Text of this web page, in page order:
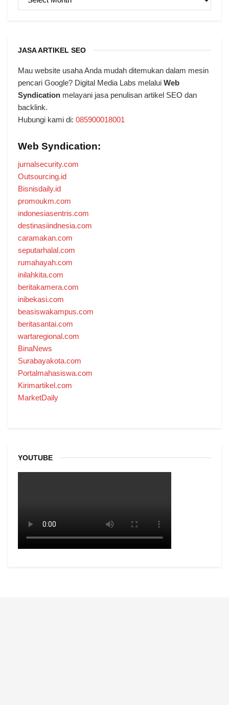
JASA ARTIKEL SEO
Mau website usaha Anda mudah ditemukan dalam mesin
pencari Google? Digital Media Labs melalui Web
Syndication melayani jasa penulisan artikel SEO dan
backlink.
Hubungi kami di: 085900018001
Web Syndication:
jurnalsecurity.com
Outsourcing.id
Bisnisdaily.id
promoukm.com
indonesiasentris.com
destinasiindnesia.com
caramakan.com
seputarhalal.com
rumahayah.com
inilahkita.com
beritakamera.com
inibekasi.com
beasiswakampus.com
beritasantai.com
wartaregional.com
BinaNews
Surabayakota.com
Portalmahasiswa.com
Kirimartikel.com
MarketDaily
YOUTUBE